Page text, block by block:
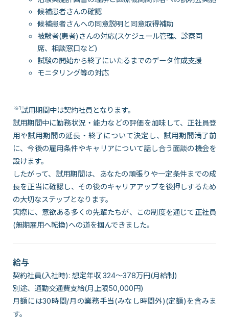
候補患者さんの確認
候補患者さんへの同意説明と同意取得補助
被験者(患者)さんの対応(スケジュール管理、診察同
席、相談窓口など)
試験の開始から終了にいたるまでのデータ作成支援
モニタリング等の対応
※1試用期間中は契約社員となります。
試用期間中に勤務状況・能力などの評価を加味して、正社員登
用や試用期間の延長・終了について決定し、試用期間満了前
に、今後の雇用条件やキャリアについて話し合う面談の機会を
設けます。
したがって、試用期間は、あなたの頑張りや一定条件までの成
長を正当に確認し、その後のキャリアアップを後押しするため
の大切なステップとなります。
実際に、意欲ある多くの先輩たちが、この制度を通じて正社員
(無期雇用へ転換)への道を掴んできました。
給与
契約社員(入社時): 想定年収 324～378万円(月給制)
別途、通勤交通費支給(月上限50,000円)
月額には30時間/月の業務手当(みなし時間外)(定額)を含みま
す。